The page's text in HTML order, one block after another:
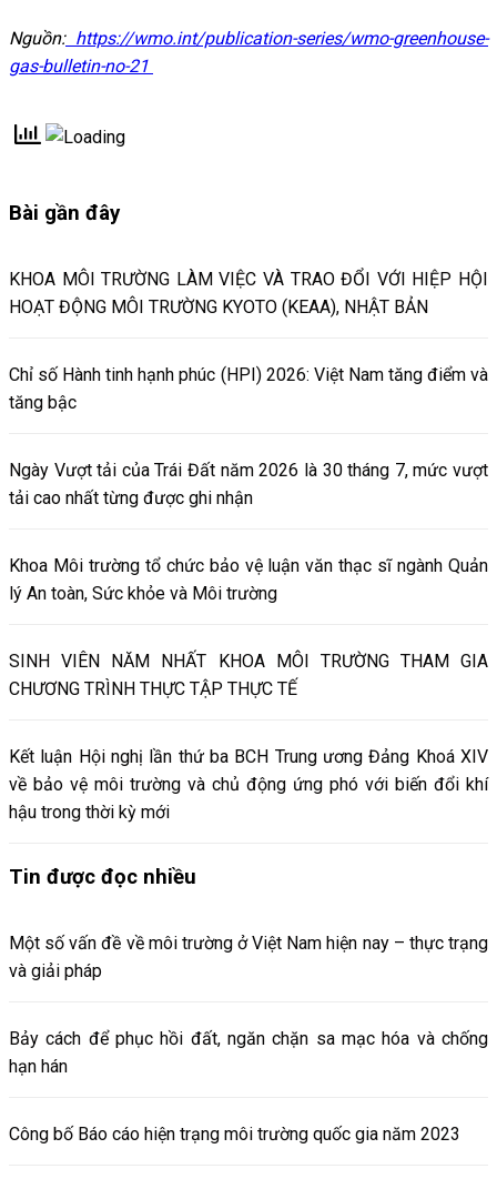
Nguồn:https://wmo.int/publication-series/wmo-greenhouse-
gas-bulletin-no-21
Bài gần đây
KHOA MÔI TRƯỜNG LÀM VIỆC VÀ TRAO ĐỔI VỚI HIỆP HỘI
HOẠT ĐỘNG MÔI TRƯỜNG KYOTO (KEAA), NHẬT BẢN
Chỉ số Hành tinh hạnh phúc (HPI) 2026: Việt Nam tăng điểm và
tăng bậc
Ngày Vượt tải của Trái Đất năm 2026 là 30 tháng 7, mức vượt
tải cao nhất từng được ghi nhận
Khoa Môi trường tổ chức bảo vệ luận văn thạc sĩ ngành Quản
lý An toàn, Sức khỏe và Môi trường
SINH VIÊN NĂM NHẤT KHOA MÔI TRƯỜNG THAM GIA
CHƯƠNG TRÌNH THỰC TẬP THỰC TẾ
Kết luận Hội nghị lần thứ ba BCH Trung ương Đảng Khoá XIV
về bảo vệ môi trường và chủ động ứng phó với biến đổi khí
hậu trong thời kỳ mới
Tin được đọc nhiều
Một số vấn đề về môi trường ở Việt Nam hiện nay – thực trạng
và giải pháp
Bảy cách để phục hồi đất, ngăn chặn sa mạc hóa và chống
hạn hán
Công bố Báo cáo hiện trạng môi trường quốc gia năm 2023